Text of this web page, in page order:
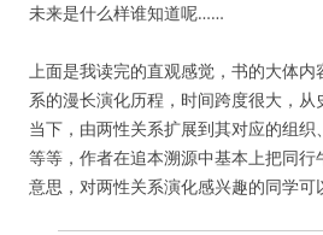
未来是什么样谁知道呢……
上面是我读完的直观感觉，书的大体
系的漫长演化历程，时间跨度很大，
当下，由两性关系扩展到其对应的组
等等，作者在追本溯源中基本上把同
意思，对两性关系演化感兴趣的同学可